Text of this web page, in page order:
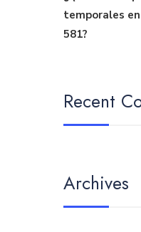
temporales
581?
Recent
Archives